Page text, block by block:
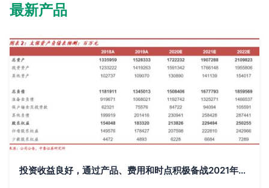
最新产品
投资收益良好，通过产品、费用和时点积极备战2021年开门红